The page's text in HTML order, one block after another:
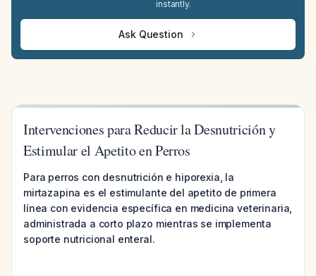
instantly.
Ask Question
Intervenciones para Reducir la Desnutrición y
Estimular el Apetito en Perros
Para perros con desnutrición e hiporexia, la
mirtazapina es el estimulante del apetito de primera
línea con evidencia específica en medicina veterinaria,
administrada a corto plazo mientras se implementa
soporte nutricional enteral.